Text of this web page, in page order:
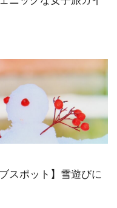
スポット】雪遊びに